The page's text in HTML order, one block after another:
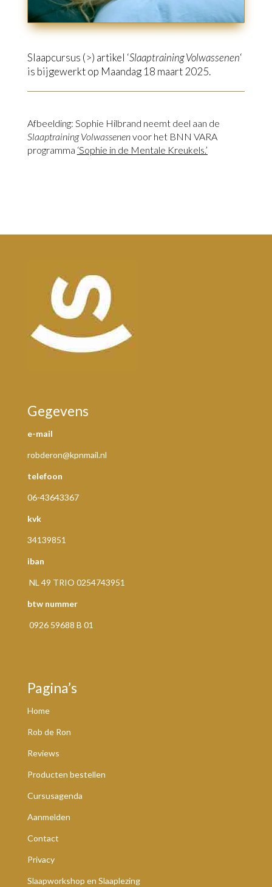
Slaapcursus (>) artikel ‘Slaaptraining Volwassenen‘
is bijgewerkt op Maandag 18 maart 2025.
Afbeelding: Sophie Hilbrand neemt deel aan de
Slaaptraining Volwassenenvoor het BNN VARA
programma ‘Sophie in de Mentale Kreukels.’
Gegevens
e-mail
robderon@kpnmail.nl
telefoon
06-43643367
kvk
34139851
iban
NL 49 TRIO 0254743951
btw nummer
0926 59688 B 01
Pagina’s
Home
Rob de Ron
Reviews
Producten bestellen
Cursusagenda
Aanmelden
Contact
Privacy
Slaapworkshop en Slaaplezing